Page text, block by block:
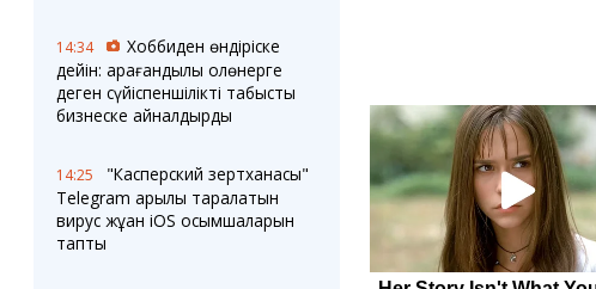
14:34
Хоббиден өндіріске
дейін: қарағандылық қолөнерге
деген сүйіспеншілікті табысты
бизнеске айналдырды
14:25
"Касперский зертханасы"
Telegram арқылы таралатын
вирус жұққан iOS қосымшаларын
тапты